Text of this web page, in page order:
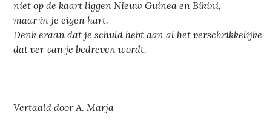
niet op de kaart liggen Nieuw Guinea en Bikini,
maar in je eigen hart.
Denk eraan dat je schuld hebt aan al het verschrikkelijke
dat ver van je bedreven wordt.
Vertaald door A. Marja